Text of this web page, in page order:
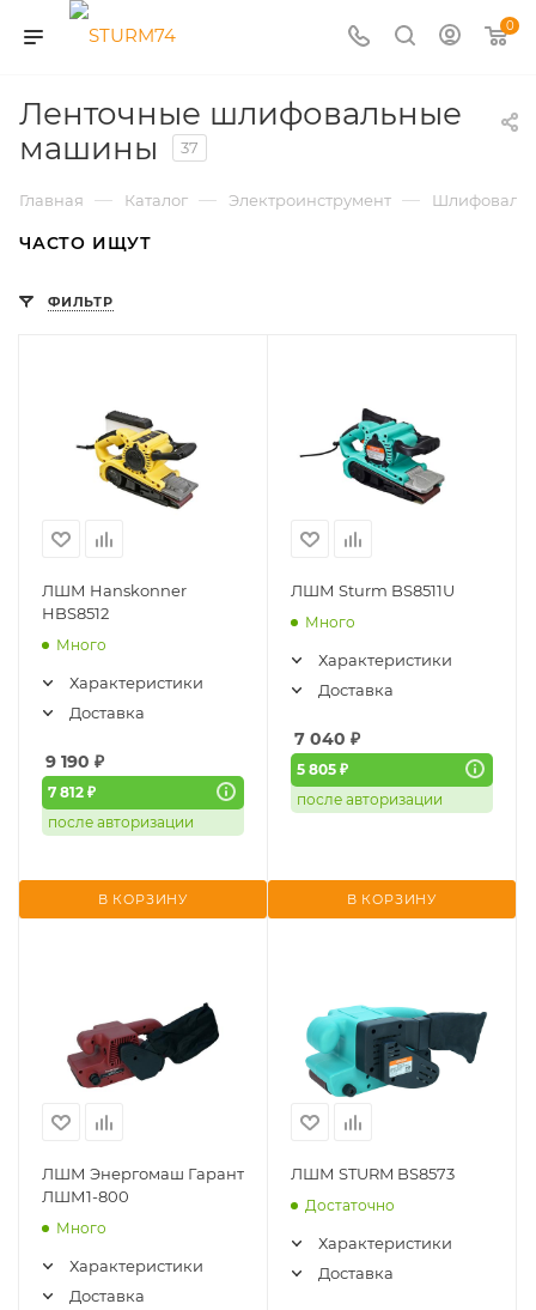
0
Ленточные шлифовальные
машины
37
Главная — Каталог — Электроинструмент —
ЧАСТО ИЩУТ
ФИЛЬТР
ЛШМ Hanskonner
HBS8512
Много
Характеристики
Доставка
9 190 ₽
7 812 ₽
после авторизации
В КОРЗИНУ
ЛШМ Sturm BS8511U
Много
Характеристики
Доставка
7 040 ₽
5 805 ₽
после авторизации
В КОРЗИНУ
ЛШМ Энергомаш Гарант
ЛШМ1-800
Много
Характеристики
Доставка
ЛШМ STURM BS8573
Достаточно
Характеристики
Доставка